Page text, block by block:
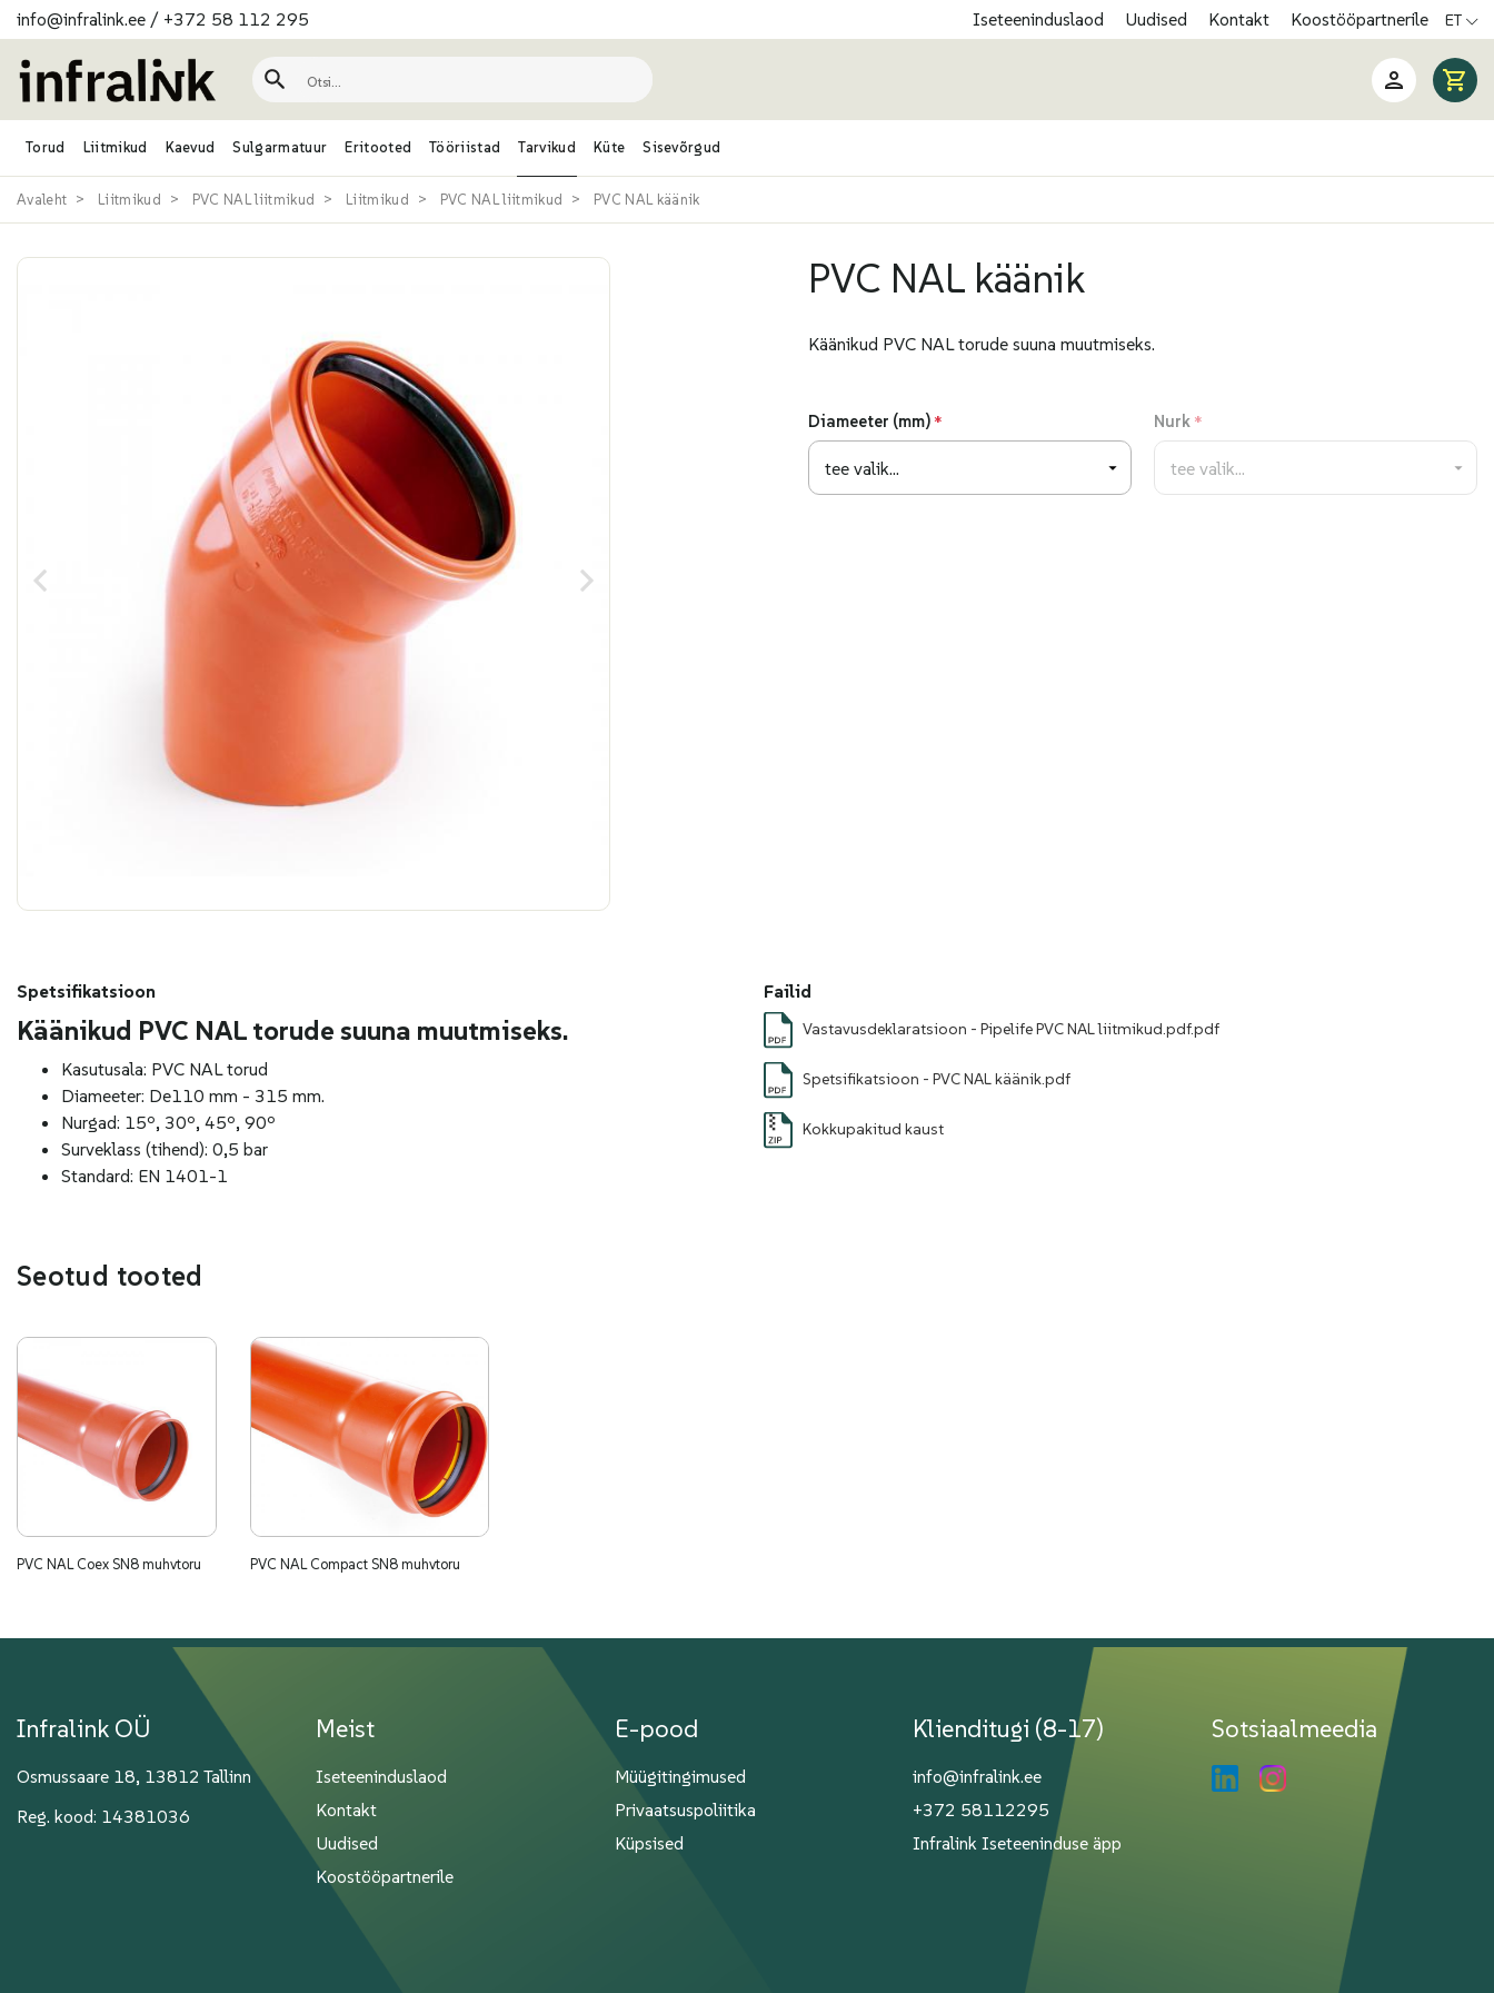
info@infralink.ee / +372 58 112 295 Iseteeninduslaod Uudised Kontakt Koostööpartnerile ET
Torud Liitmikud Kaevud Sulgarmatuur Eritooted Tööriistad Tarvikud Küte Sisevõrgud
Avaleht Liitmikud PVC NAL liitmikud Liitmikud PVC NAL liitmikud PVC NAL käänik
PVC NAL käänik
Käänikud PVC NAL torude suuna muutmiseks.
Diameeter (mm) Nurk
Spetsifikatsioon
Käänikud PVC NAL torude suuna muutmiseks.
Kasutusala: PVC NAL torud
Diameeter: De110 mm - 315 mm.
Nurgad: 15º, 30º, 45º, 90º
Surveklass (tihend): 0,5 bar
Standard: EN 1401-1
Failid
Vastavusdeklaratsioon - Pipelife PVC NAL liitmikud.pdf.pdf
Spetsifikatsioon - PVC NAL käänik.pdf
Kokkupakitud kaust
Seotud tooted
PVC NAL Coex SN8 muhvtoru PVC NAL Compact SN8 muhvtoru
Infralink OÜ
Osmussaare 18, 13812 Tallinn
Reg. kood: 14381036
Meist
Iseteeninduslaod
Kontakt
Uudised
Koostööpartnerile
E-pood
Müügitingimused
Privaatsuspoliitika
Küpsised
Klienditugi (8-17)
info@infralink.ee
+372 58112295
Infralink Iseteeninduse äpp
Sotsiaalmeedia